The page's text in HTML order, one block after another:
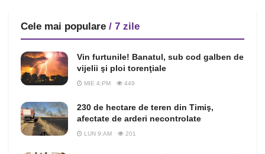
Cele mai populare / 7 zile
Vin furtunile! Banatul, sub cod galben de
vijelii şi ploi torenţiale
MIE 4:PM 449
230 de hectare de teren din Timiş,
afectate de arderi necontrolate
LUN 9:AM 201